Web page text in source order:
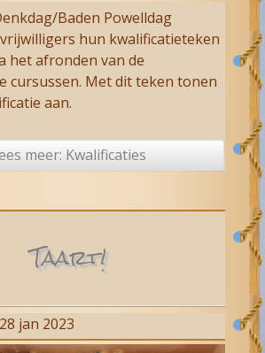
Baden Powelldag
hun kwalificatieteken
het afronden van de
cursussen. Met dit teken tonen
aan.
meer: Kwalificaties
Taart!
28 jan 2023